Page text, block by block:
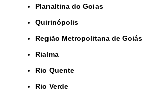
Planaltina do Goias
Quirinópolis
Região Metropolitana de Goiás
Rialma
Rio Quente
Rio Verde